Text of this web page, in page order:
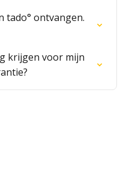
tado° ontvangen.
krijgen voor mijn